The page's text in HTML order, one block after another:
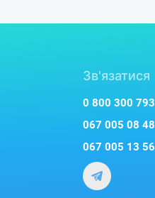
Зв'язатися
0 800 300 793
067 005 08 48
067 005 13 56